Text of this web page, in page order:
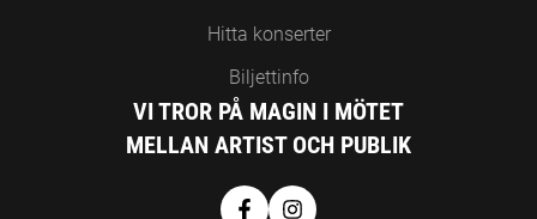
Hitta konserter
Biljettinfo
VI TROR PÅ MAGIN I MÖTET
MELLAN ARTIST OCH PUBLIK